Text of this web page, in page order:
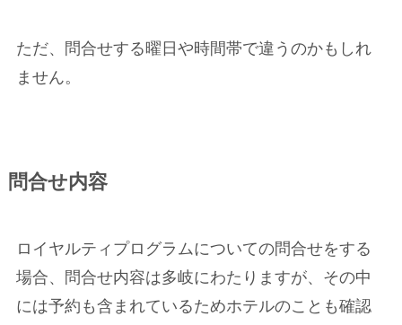
ただ、問合せする曜日や時間帯で違うのかもしれ
ません。
問合せ内容
ロイヤルティプログラムについての問合せをする
場合、問合せ内容は多岐にわたりますが、その中
には予約も含まれているためホテルのことも確認